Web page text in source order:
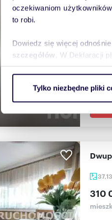
oczekiwaniom
to robi.
Dowiedz się więcej
szczegółów . W Deklaracji
ruch w naszej witrynie.
reklamowym i
uzyskanymi podczas
Tylko niezbędne pliki
w
37,13
310